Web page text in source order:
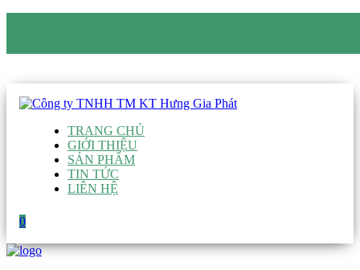
TRANG CHỦ
GIỚI THIỆU
SẢN PHẨM
TIN TỨC
LIÊN HỆ
0